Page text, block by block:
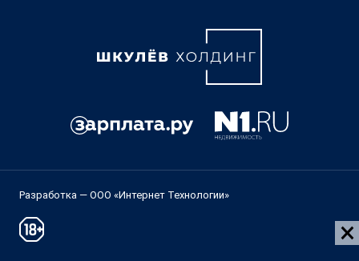
Разработка — ООО «Интернет Технологии»